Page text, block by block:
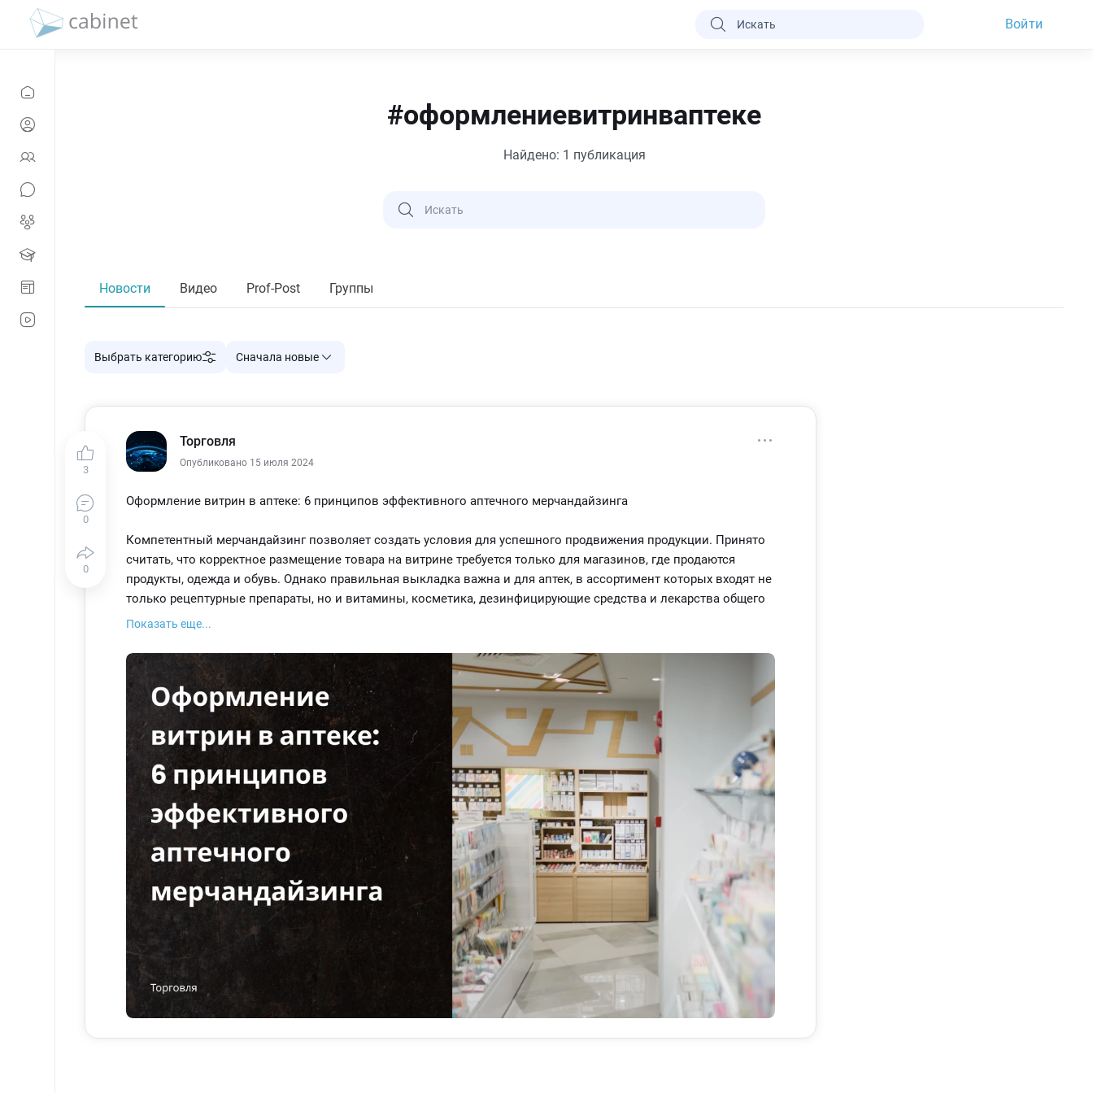
Войти
#оформлениевитринваптеке
Найдено: 1 публикация
Новости Видео Prof-Post Группы
Выбрать категорию Сначала новые
3
0
0
Торговля
Опубликовано 15 июля 2024
Оформление витрин в аптеке: 6 принципов эффективного аптечного мерчандайзинга
Компетентный мерчандайзинг позволяет создать условия для успешного продвижения продукции. Принято
считать, что корректное размещение товара на витрине требуется только для магазинов, где продаются
продукты, одежда и обувь. Однако правильная выкладка важна и для аптек, в ассортимент которых входят не
только рецептурные препараты, но и витамины, косметика, дезинфицирующие средства и лекарства общего
назначения.
Для увеличения продаж в аптеке сначала составляется ассортиментный перечень, затем разрабатывают план
размещения продукции на стеллажах, и фармацевты выкладывают препараты по этому плану.
Существуют несколько правил, соблюдение которых позволит обеспечить рост продаж в аптеке:
Правило №1: группировка товаров
Группировка продукции – важный компонент мерчандайзинга в аптеке, так как размещение однотипных
препаратов в одном месте помогает покупателю быстро найти нужное средство. Обычно для выделения
групп используются таблички, которые вешают над определенной группой товаров, например,
«антиаллергенные препараты», «витамины» и т.д.
Правило №2: зонирование торгового зала
Часто покупатель перемещается по торговому залу по часовой стрелке, и эту особенность следует учитывать
при зонировании аптеки. Обычно зонирование происходит так: • горячая зона: справа при входе; • холодная
зона: слева, а также включает ниши и углы. В горячей зоне располагают препараты с высоким спросом,
чтобы потребитель мог быстро их найти. В холодных зонах можно разместить менее популярные товары,
включая дорогие препараты или продукцию, несезонную в данный момент. Для привлечения внимания
эксперты советуют добавить ненавязчивую подсветку в холодные зоны.
Правило №3: принцип FIFO
Показать еще...